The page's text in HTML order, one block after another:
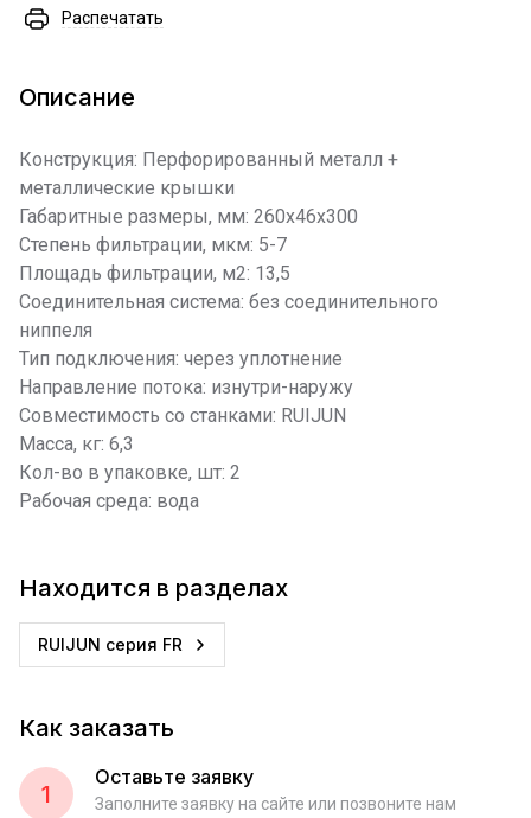
Распечатать
Описание
Конструкция: Перфорированный металл +
металлические крышки
Габаритные размеры, мм: 260х46х300
Степень фильтрации, мкм: 5-7
Площадь фильтрации, м2: 13,5
Соединительная система: без соединительного
ниппеля
Тип подключения: через уплотнение
Направление потока: изнутри-наружу
Совместимость со станками: RUIJUN
Масса, кг: 6,3
Кол-во в упаковке, шт: 2
Рабочая среда: вода
Находится в разделах
RUIJUN серия FR
Как заказать
1
Оставьте заявку
Заполните заявку на сайте или позвоните нам